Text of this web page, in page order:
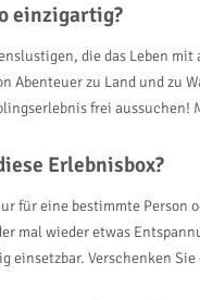
einzigartig?
die das Leben
zu Land und zu
frei
Erlebnisbox?
für eine bestimmte
mal wieder etwas
einsetzbar. Verschenken